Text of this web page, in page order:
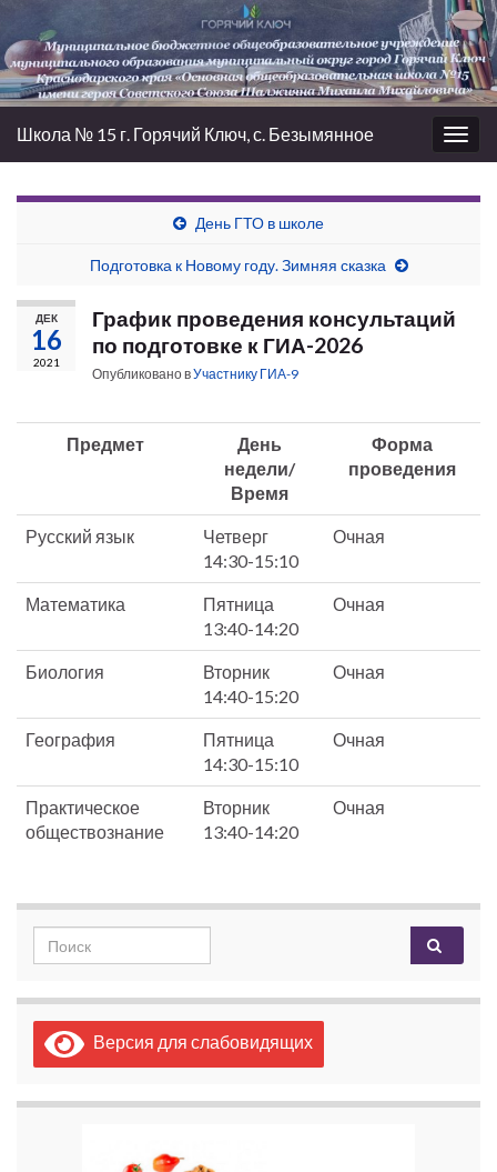
Вкл/
выкл
Школа № 15 г. Горячий Ключ, с. Безымянное
День ГТО в школе
Подготовка к Новому году. Зимняя сказка
ДЕК
16
2021
График проведения консультаций
по подготовке к ГИА-2026
Опубликовано вУчастнику ГИА-9
Предмет
День
недели/
Время
Форма
проведения
Русский язык
Четверг
14:30-15:10
Очная
Математика
Пятница
13:40-14:20
Очная
Биология
Вторник
14:40-15:20
Очная
География
Пятница
14:30-15:10
Очная
Практическое
обществознание
Вторник
13:40-14:20
Очная
Search for:
Версия для слабовидящих